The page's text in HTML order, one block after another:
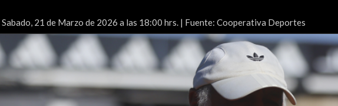
Sabado, 21 de Marzo de 2026 a las 18:00 hrs. | Fuente: Cooperativa Deportes